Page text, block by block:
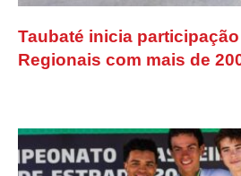
Taubaté inicia
Regionais com mais de